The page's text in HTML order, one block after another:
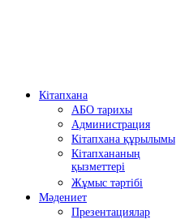
Кітапхана
АБО тарихы
Администрация
Кітапхана құрылымы
Кітапхананың
қызметтері
Жұмыс тәртібі
Мәдениет
Презентациялар